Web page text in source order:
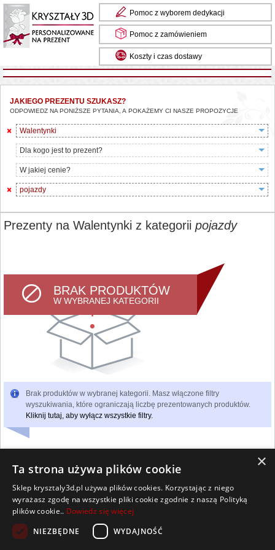
Pomoc z wyborem dedykacji
Pomoc z zamówieniem
Koszty i czas dostawy
JAKIEGO PREZENTU SZUKASZ?
ODPOWIEDZ NA PONIŻSZE PYTANIA, A POKAŻEMY CI NASZE PROPOZYCJE
Walentynki
Dla kogo jest to prezent?
W jakiej cenie?
pojazdy
Prezenty na Walentynki z kategorii pojazdy
BRAK PRODUKTÓW
W WYBRANEJ KATEGORII
Brak produktów w wybranej kategorii. Masz włączone filtry
wyszukiwania, które ograniczają liczbę prezentowanych produktów.
Kliknij tutaj, aby wyłącz wszystkie filtry.
Wszelkie prawa zastrzeżone
Kontakt Współpraca Regulamin
Pomoc Strona główna
×
Ta strona używa plików cookie
Sklep krysztaly3d.pl używa plików cookies. Korzystając z niego
wyrażasz zgodę na wszystkie pliki cookie zgodnie z naszą Polityką
plików cookie.. Dowiedz się więcej
NIEZBĘDNE
WYDAJNOŚĆ